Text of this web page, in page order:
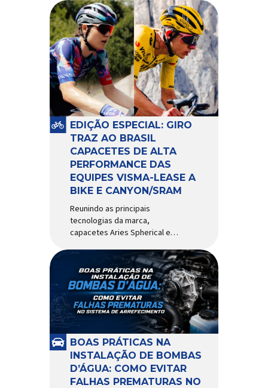
recebam mais atenção. Porém,
existe uma peça relativamente
pequena que desempenha um
papel fundamental na
segurança e no
comportamento do veículo: o
pivô de suspensão.
Responsável por conectar
diferentes componentes do
sistema e permitir os
movimentos necessários
durante a condução, o pivô […]
EDIÇÃO ESPECIAL: GIRO
TRAZ AO BRASIL
CAPACETES DE ALTA
PERFORMANCE DAS
EQUIPES VISMA-LEASE A
BIKE E CANYON/SRAM
Reunindo as principais
tecnologias da marca,
capacetes Aries Spherical e
ao país com a pintura oficial
utilizada por equipes do World
Tour Patrocinadora de algumas
das principais equipes de
ciclismo do mundo, a Giro é
uma das marcas de capacetes
e acessórios para ciclismo
mais reconhecida no Brasil.
Importada e distribuída […]
BOAS PRÁTICAS NA
INSTALAÇÃO DE BOMBAS
D’ÁGUA: COMO EVITAR
FALHAS PREMATURAS NO